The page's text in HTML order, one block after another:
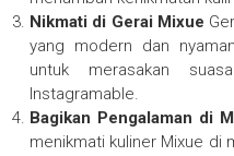
Nikmati di Gerai Mixue
yang modern dan
untuk merasakan
Instagramable.
Bagikan Pengalaman di
menikmati kuliner Mixue di